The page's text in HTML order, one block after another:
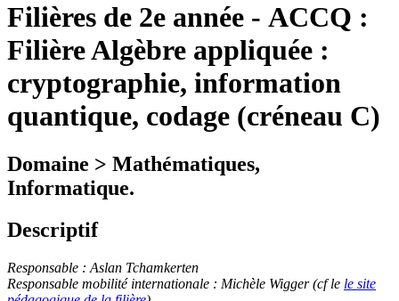
Filières de 2e année - ACCQ :
Filière Algèbre appliquée :
cryptographie, information
quantique, codage (créneau C)
Domaine > Mathématiques,
Informatique.
Descriptif
Responsable : Aslan Tchamkerten
Responsable mobilité internationale : Michèle Wigger (cf le le site